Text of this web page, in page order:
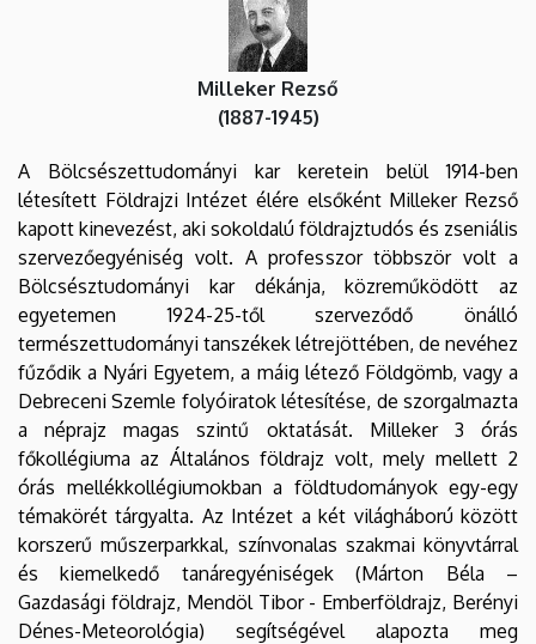
Milleker Rezső
(1887-1945)
A Bölcsészettudományi kar keretein belül 1914-ben
létesített Földrajzi Intézet élére elsőként Milleker Rezső
kapott kinevezést, aki sokoldalú földrajztudós és zseniális
szervezőegyéniség volt. A professzor többször volt a
Bölcsésztudományi kar dékánja, közreműködött az
egyetemen 1924-25-től szerveződő önálló
természettudományi tanszékek létrejöttében, de nevéhez
fűződik a Nyári Egyetem, a máig létező Földgömb, vagy a
Debreceni Szemle folyóiratok létesítése, de szorgalmazta
a néprajz magas szintű oktatását. Milleker 3 órás
főkollégiuma az Általános földrajz volt, mely mellett 2
órás mellékkollégiumokban a földtudományok egy-egy
témakörét tárgyalta. Az Intézet a két világháború között
korszerű műszerparkkal, színvonalas szakmai könyvtárral
és kiemelkedő tanáregyéniségek (Márton Béla –
Gazdasági földrajz, Mendöl Tibor - Emberföldrajz, Berényi
Dénes-Meteorológia) segítségével alapozta meg